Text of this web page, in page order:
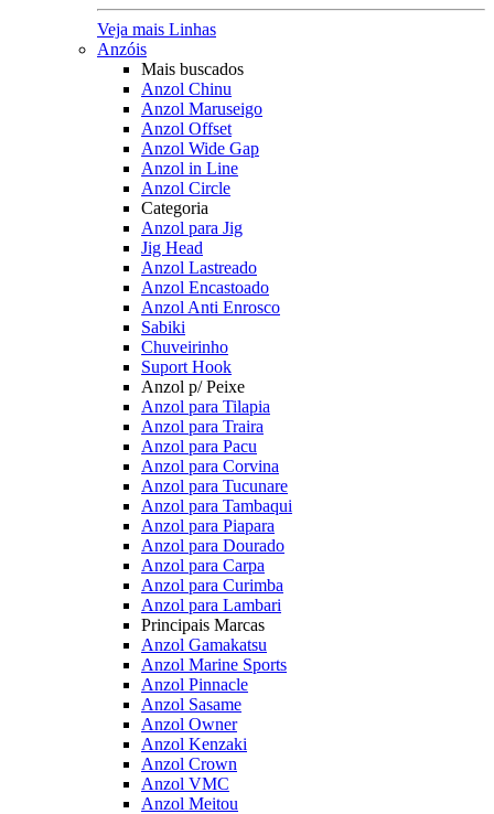
Veja mais Linhas
Anzóis
Mais buscados
Anzol Chinu
Anzol Maruseigo
Anzol Offset
Anzol Wide Gap
Anzol in Line
Anzol Circle
Categoria
Anzol para Jig
Jig Head
Anzol Lastreado
Anzol Encastoado
Anzol Anti Enrosco
Sabiki
Chuveirinho
Suport Hook
Anzol p/ Peixe
Anzol para Tilapia
Anzol para Traira
Anzol para Pacu
Anzol para Corvina
Anzol para Tucunare
Anzol para Tambaqui
Anzol para Piapara
Anzol para Dourado
Anzol para Carpa
Anzol para Curimba
Anzol para Lambari
Principais Marcas
Anzol Gamakatsu
Anzol Marine Sports
Anzol Pinnacle
Anzol Sasame
Anzol Owner
Anzol Kenzaki
Anzol Crown
Anzol VMC
Anzol Meitou